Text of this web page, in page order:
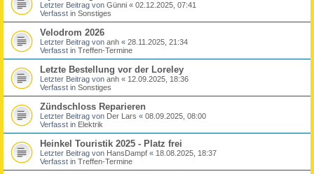
Letzter Beitrag von Günni « 02.12.2025, 07:41
Verfasst in Sonstiges
Velodrom 2026
Letzter Beitrag von anh « 28.11.2025, 21:34
Verfasst in Treffen-Termine
Letzte Bestellung vor der Loreley
Letzter Beitrag von anh « 12.09.2025, 18:36
Verfasst in Sonstiges
Zündschloss Reparieren
Letzter Beitrag von Der Lars « 08.09.2025, 08:00
Verfasst in Elektrik
Heinkel Touristik 2025 - Platz frei
Letzter Beitrag von HansDampf « 18.08.2025, 18:37
Verfasst in Treffen-Termine